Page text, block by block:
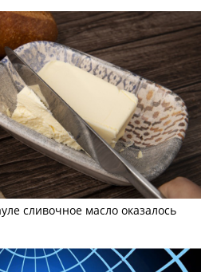
сливочное масло оказалось